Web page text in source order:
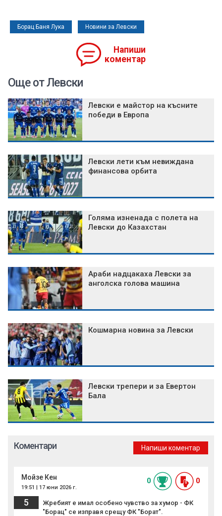
Борац Баня Лука Новини за Левски
Напиши
коментар
Още от Левски
Левски е майстор на късните
победи в Европа
Левски лети към невиждана
финансова орбита
Голяма изненада с полета на
Левски до Казахстан
Араби надцакаха Левски за
анголска голова машина
Кошмарна новина за Левски
Левски трепери и за Евертон
Бала
Коментари Напиши коментар
Мойзе Кен
19:51 | 17 юни 2026 г.
0 0
5
Жребият е имал особено чувство за хумор - ФК
"Борац" се изправя срещу ФК "Борат".